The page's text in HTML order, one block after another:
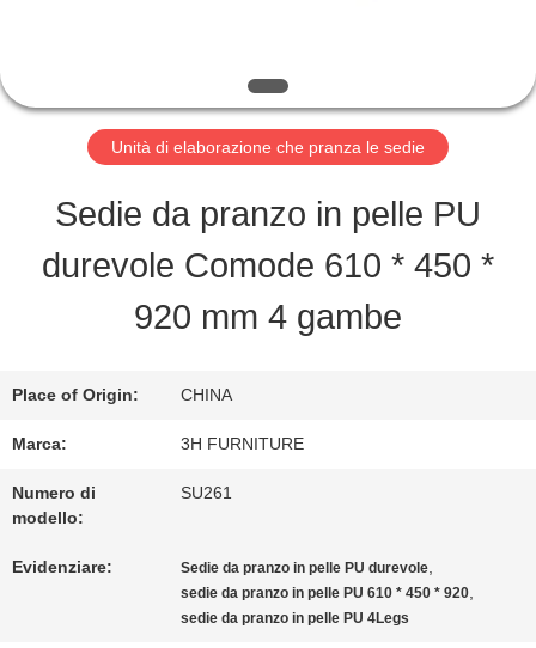
CONTROLLO
QUALITÀ
CONTATTO
UNITI
RICHIEDA
UNA
CITAZIONE
Unità di elaborazione che pranza le sedie
Sedie da pranzo in pelle PU
durevole Comode 610 * 450 *
920 mm 4 gambe
Place of Origin: CHINA
Marca: 3H FURNITURE
Numero di
modello:
SU261
Evidenziare: Sedie da pranzo in pelle PU durevole,
sedie da pranzo in pelle PU 610 * 450 * 920,
sedie da pranzo in pelle PU 4Legs